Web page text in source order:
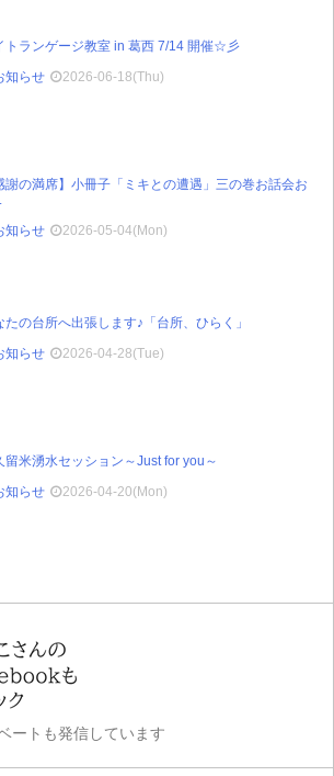
トランゲージ教室 in 葛西 7/14 開催☆彡
知らせ
2026-06-18(Thu)
謝の満席】小冊子「ミキとの遭遇」三の巻お話会お
知らせ
2026-05-04(Mon)
たの台所へ出張します♪「台所、ひらく」
知らせ
2026-04-28(Tue)
留米湧水セッション～Just for you～
知らせ
2026-04-20(Mon)
ートも発信しています